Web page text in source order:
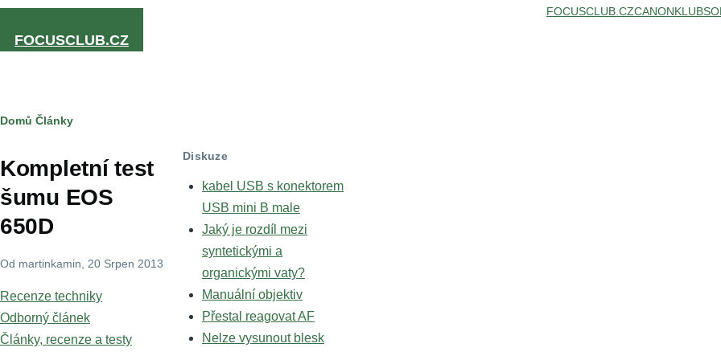
Přejít k hlavnímu obsahu
FOCUSCLUB.CZ
FOCUSCLUB.CZCANONKLUB
Drobečková
Domů Články
Kompletní test
šumu EOS
650D
Od martinkamin , 20 Srpen 2013
Recenze techniky
Odborný článek
Články, recenze a testy
Diskuze
kabel USB s konektorem
USB mini B male
Jaký je rozdíl mezi
syntetickými a
organickými vaty?
Manuální objektiv
Přestal reagovat AF
Nelze vysunout blesk